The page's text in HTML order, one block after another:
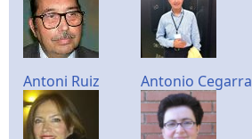
Antoni Ruiz Antonio Cegarra